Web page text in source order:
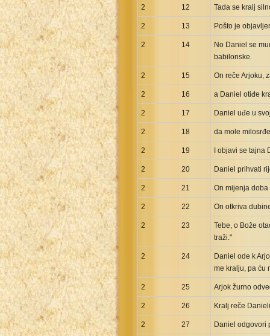
Uma New Testament
Vietnamese 1934 Bible
2 12 Tada se kralj
2 13 Pošto je
2 14
No Daniel se
babilonske.
2 15 On reče Arjoku,
2 16 a Daniel otiđe
2 17 Daniel uđe u
2 18 da mole
2 19 I objavi se
2 20 Daniel prihvati
2 21 On mijenja
2 22 On otkriva
2 23
Tebe, o Bože
traži."
2 24
Daniel ode k
me kralju, pa ću
2 25 Arjok žurno
2 26 Kralj reče
2 27 Daniel odgovori